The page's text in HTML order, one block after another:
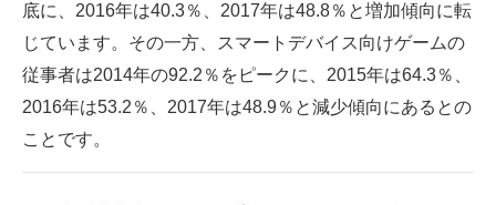
IT製品の技術・比較・事例
製造業のIT導入・活用を支援
モノづくり技術者専門サイト
底に、2016年は40.3％、2017年は48.8％と増加傾向に転
じています。その一方、スマートデバイス向けゲームの
従事者は2014年の92.2％をピークに、2015年は64.3％、
2016年は53.2％、2017年は48.9％と減少傾向にあるとの
ことです。